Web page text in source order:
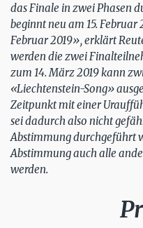
das Finale in zwei Phasen
beginnt neu am 15. Februar
Februar 2019», erklärt
werden die zwei
zum 14. März 2019 kann
«Liechtenstein-Song»
Zeitpunkt mit einer
sei dadurch also nicht
Abstimmung durchgeführt
Abstimmung auch alle
werden.